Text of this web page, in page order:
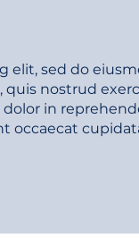
elit, sed do
nostrud
in
occaecat